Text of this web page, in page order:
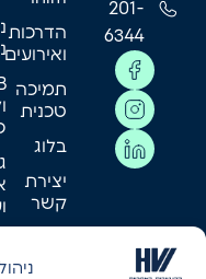
201-
6344
הדרכות
ואירועים
תמיכה
טכנית
בלוג
יצירת
קשר